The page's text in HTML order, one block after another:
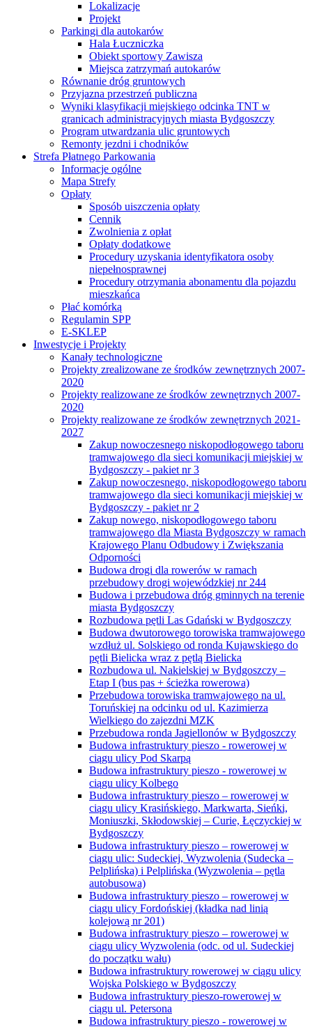
Lokalizacje
Projekt
Parkingi dla autokarów
Hala Łuczniczka
Obiekt sportowy Zawisza
Miejsca zatrzymań autokarów
Równanie dróg gruntowych
Przyjazna przestrzeń publiczna
Wyniki klasyfikacji miejskiego odcinka TNT w
granicach administracyjnych miasta Bydgoszczy
Program utwardzania ulic gruntowych
Remonty jezdni i chodników
Strefa Płatnego Parkowania
Informacje ogólne
Mapa Strefy
Opłaty
Sposób uiszczenia opłaty
Cennik
Zwolnienia z opłat
Opłaty dodatkowe
Procedury uzyskania identyfikatora osoby
niepełnosprawnej
Procedury otrzymania abonamentu dla pojazdu
mieszkańca
Płać komórką
Regulamin SPP
E-SKLEP
Inwestycje i Projekty
Kanały technologiczne
Projekty zrealizowane ze środków zewnętrznych 2007-
2020
Projekty realizowane ze środków zewnętrznych 2007-
2020
Projekty realizowane ze środków zewnętrznych 2021-
2027
Zakup nowoczesnego niskopodłogowego taboru
tramwajowego dla sieci komunikacji miejskiej w
Bydgoszczy - pakiet nr 3
Zakup nowoczesnego, niskopodłogowego taboru
tramwajowego dla sieci komunikacji miejskiej w
Bydgoszczy - pakiet nr 2
Zakup nowego, niskopodłogowego taboru
tramwajowego dla Miasta Bydgoszczy w ramach
Krajowego Planu Odbudowy i Zwiększania
Odporności
Budowa drogi dla rowerów w ramach
przebudowy drogi wojewódzkiej nr 244
Budowa i przebudowa dróg gminnych na terenie
miasta Bydgoszczy
Rozbudowa pętli Las Gdański w Bydgoszczy
Budowa dwutorowego torowiska tramwajowego
wzdłuż ul. Solskiego od ronda Kujawskiego do
pętli Bielicka wraz z pętlą Bielicka
Rozbudowa ul. Nakielskiej w Bydgoszczy –
Etap I (bus pas + ścieżka rowerowa)
Przebudowa torowiska tramwajowego na ul.
Toruńskiej na odcinku od ul. Kazimierza
Wielkiego do zajezdni MZK
Przebudowa ronda Jagiellonów w Bydgoszczy
Budowa infrastruktury pieszo - rowerowej w
ciągu ulicy Pod Skarpą
Budowa infrastruktury pieszo - rowerowej w
ciągu ulicy Kolbego
Budowa infrastruktury pieszo – rowerowej w
ciągu ulicy Krasińskiego, Markwarta, Sieńki,
Moniuszki, Skłodowskiej – Curie, Łęczyckiej w
Bydgoszczy
Budowa infrastruktury pieszo – rowerowej w
ciągu ulic: Sudeckiej, Wyzwolenia (Sudecka –
Pelplińska) i Pelplińska (Wyzwolenia – pętla
autobusowa)
Budowa infrastruktury pieszo – rowerowej w
ciągu ulicy Fordońskiej (kładka nad linią
kolejową nr 201)
Budowa infrastruktury pieszo – rowerowej w
ciągu ulicy Wyzwolenia (odc. od ul. Sudeckiej
do początku wału)
Budowa infrastruktury rowerowej w ciągu ulicy
Wojska Polskiego w Bydgoszczy
Budowa infrastruktury pieszo-rowerowej w
ciągu ul. Petersona
Budowa infrastruktury pieszo - rowerowej w